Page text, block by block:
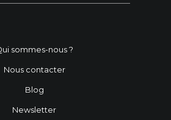
sommes-nous ?
Nous contacter
Blog
Newsletter